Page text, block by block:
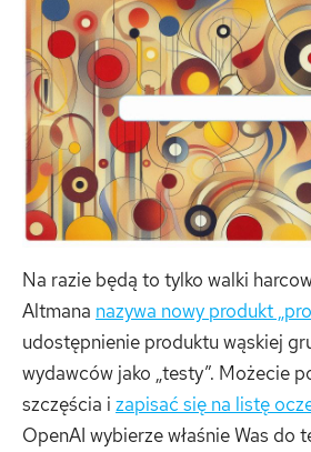
Na razie będą to tylko walki
Altmana nazywa nowy produkt
udostępnienie produktu wąskiej
wydawców jako „testy”. Możecie
szczęścia i zapisać się na listę
OpenAI wybierze właśnie Was do